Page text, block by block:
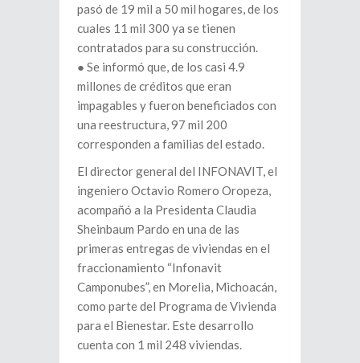
pasó de 19 mil a 50 mil hogares, de los
cuales 11 mil 300 ya se tienen
contratados para su construcción.
● Se informó que, de los casi 4.9
millones de créditos que eran
impagables y fueron beneficiados con
una reestructura, 97 mil 200
corresponden a familias del estado.
El director general del INFONAVIT, el
ingeniero Octavio Romero Oropeza,
acompañó a la Presidenta Claudia
Sheinbaum Pardo en una de las
primeras entregas de viviendas en el
fraccionamiento “Infonavit
Camponubes”, en Morelia, Michoacán,
como parte del Programa de Vivienda
para el Bienestar. Este desarrollo
cuenta con 1 mil 248 viviendas.